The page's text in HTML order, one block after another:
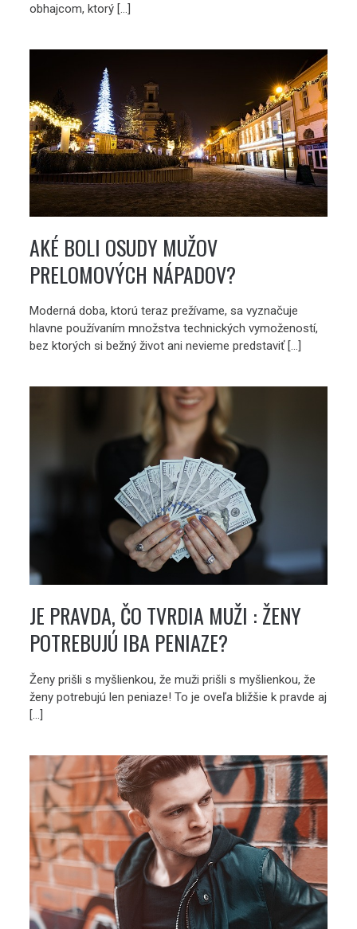
obhajcom, ktorý […]
AKÉ BOLI OSUDY MUŽOV
PRELOMOVÝCH NÁPADOV?
Moderná doba, ktorú teraz prežívame, sa vyznačuje
hlavne používaním množstva technických vymožeností,
bez ktorých si bežný život ani nevieme predstaviť […]
JE PRAVDA, ČO TVRDIA MUŽI : ŽENY
POTREBUJÚ IBA PENIAZE?
Ženy prišli s myšlienkou, že muži prišli s myšlienkou, že
ženy potrebujú len peniaze! To je oveľa bližšie k pravde aj
[…]